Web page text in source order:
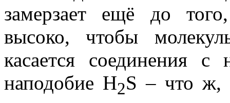
замерзает ещё до
высоко, чтобы
касается соединения с
наподобие H2S – что ж,